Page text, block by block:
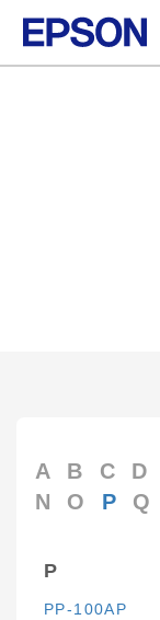
A B C D
N
O P Q
P
PP-100AP